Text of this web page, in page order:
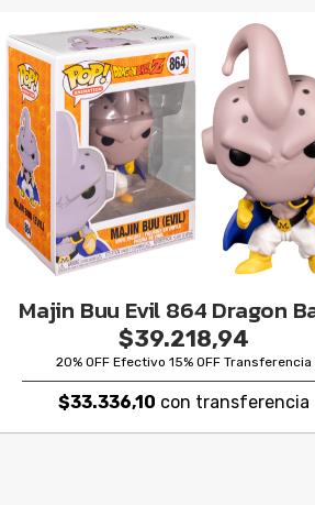
Majin Buu Evil 864 Dragon
$39.218,94
20% OFF Efectivo 15% OFF Transferencia
$33.336,10 con transferencia